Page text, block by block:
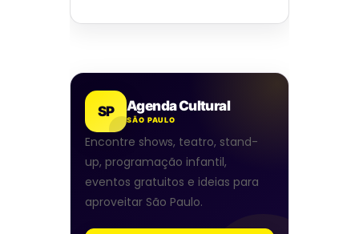
SP Agenda Cultural
SÃO PAULO
Encontre shows, teatro, stand-
up, programação infantil,
eventos gratuitos e ideias para
aproveitar São Paulo.